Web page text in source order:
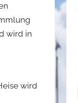
wird in
wird